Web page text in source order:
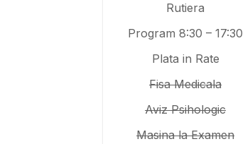
Rutiera
Program 8:30 – 17:30
Plata in Rate
Fisa Medicala
Aviz Psihologic
Masina la Examen